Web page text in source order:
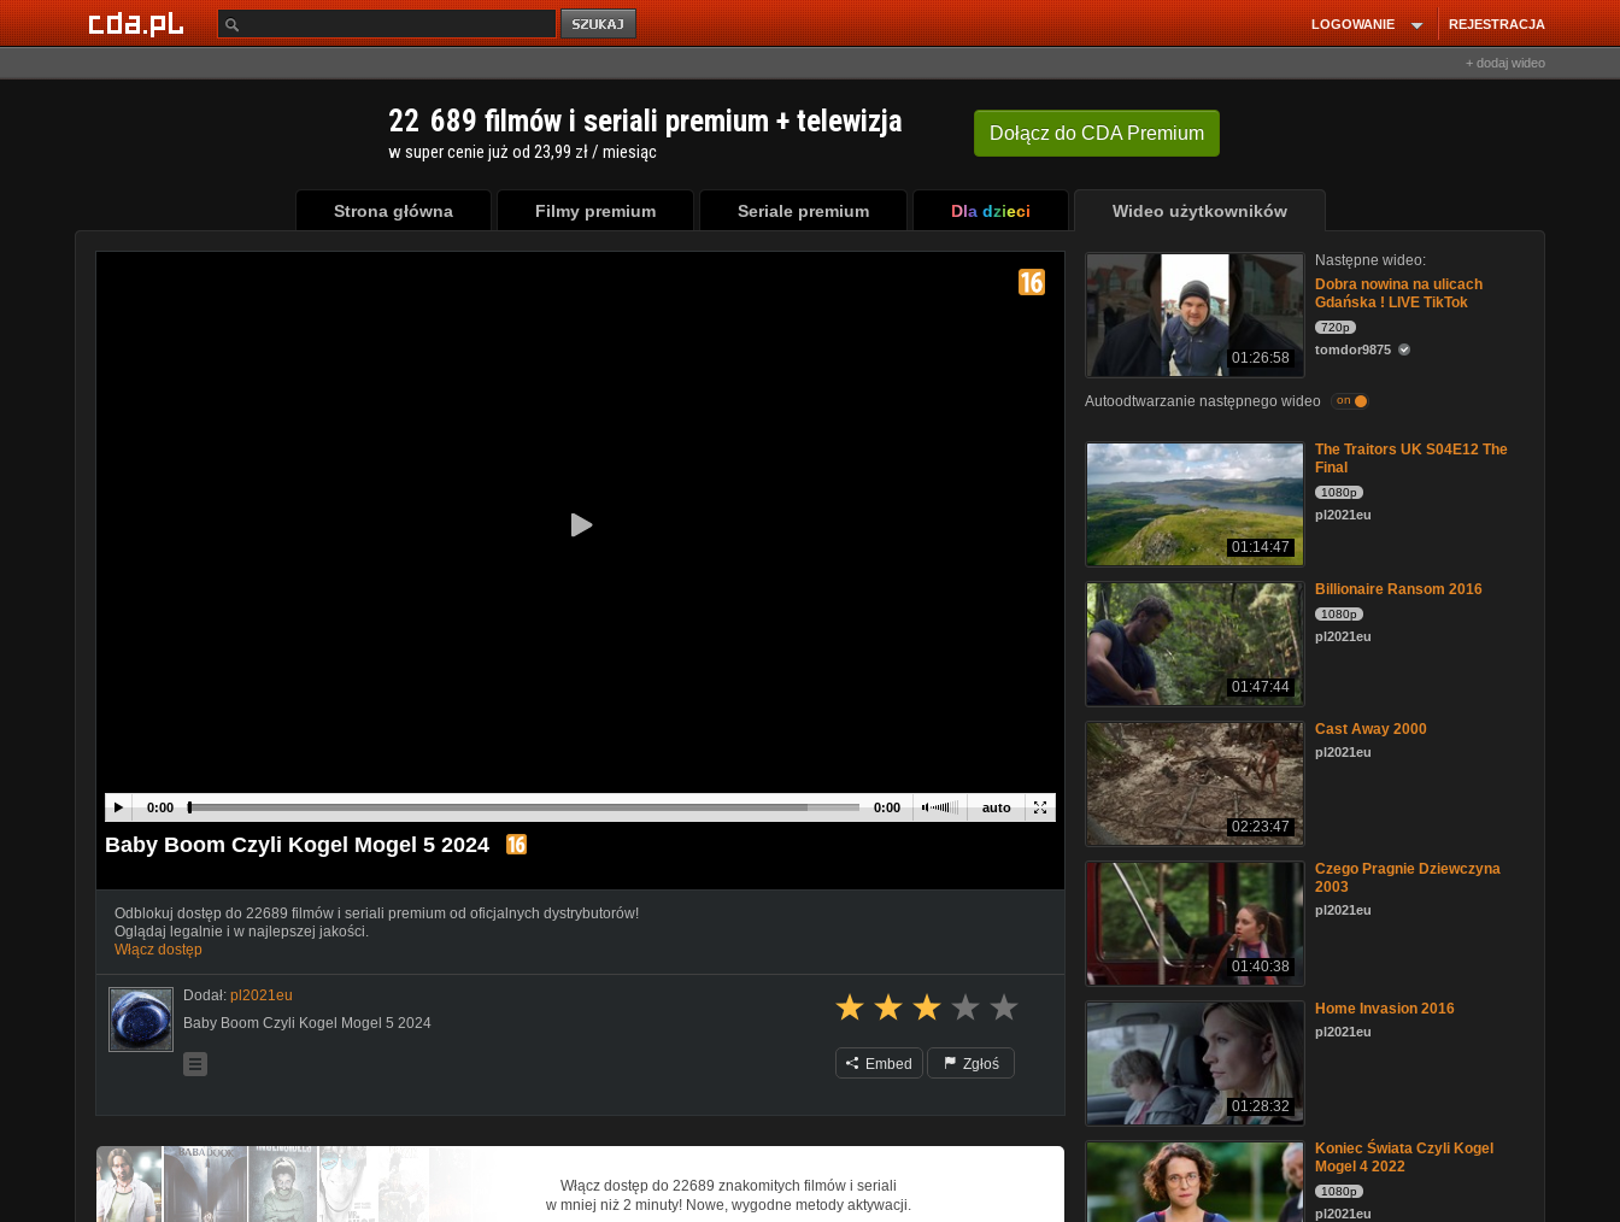
REJESTRACJA
LOGOWANIE
+ dodaj wideo
Dołącz do CDA Premium
22 689 filmów i seriali premium + telewizja
w super cenie już od 23,99 zł / miesiąc
Strona główna Filmy premium Seriale premium Dla dzieci Wideo użytkowników
auto
0:00 0:00
Baby Boom Czyli Kogel Mogel 5 2024
Odblokuj dostęp do 22689 filmów i seriali premium od oficjalnych dystrybutorów!
Oglądaj legalnie i w najlepszej jakości.
Włącz dostęp
Dodał: pl2021eu
Baby Boom Czyli Kogel Mogel 5 2024
Embed Zgłoś
Włącz dostęp do 22689 znakomitych filmów i seriali
w mniej niż 2 minuty! Nowe, wygodne metody aktywacji.
01:26:58
Następne wideo:
Dobra nowina na ulicach
Gdańska ! LIVE TikTok
720p
tomdor9875
Autoodtwarzanie następnego wideo on
01:14:47
The Traitors UK S04E12 The
Final
1080p
pl2021eu
01:47:44
Billionaire Ransom 2016
1080p
pl2021eu
02:23:47
Cast Away 2000
pl2021eu
01:40:38
Czego Pragnie Dziewczyna
2003
pl2021eu
01:28:32
Home Invasion 2016
pl2021eu
Koniec Świata Czyli Kogel
Mogel 4 2022
1080p
pl2021eu